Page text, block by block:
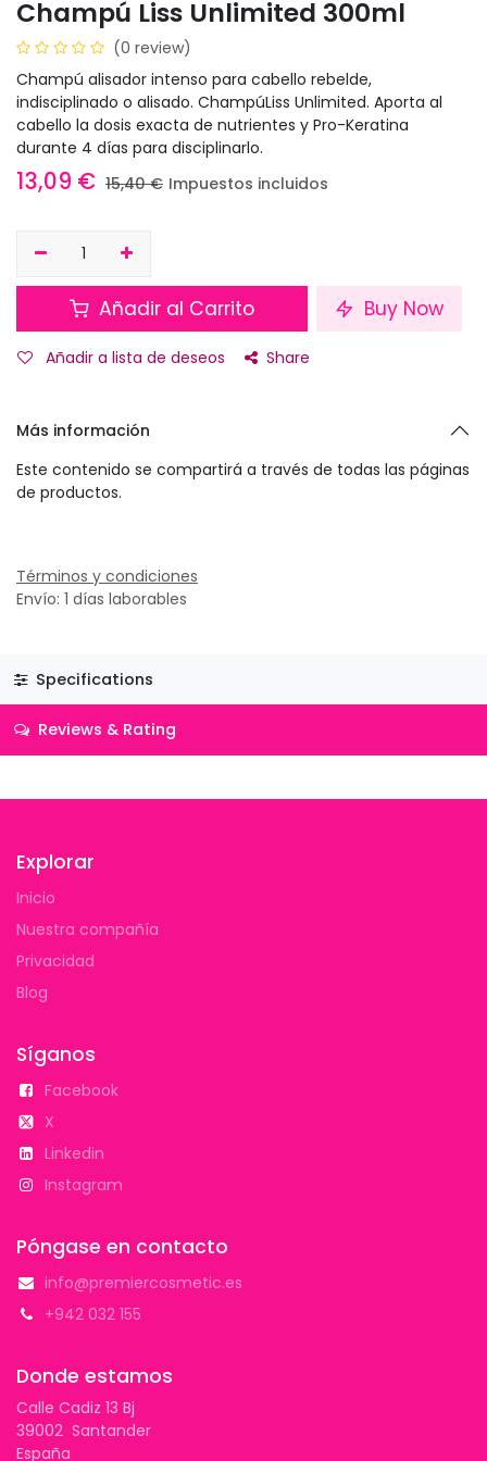
Champú Liss Unlimited 300ml
(0 review)
Champú alisador intenso para cabello rebelde,
indisciplinado o alisado. ChampúLiss Unlimited. Aporta al
cabello la dosis exacta de nutrientes y Pro-Keratina
durante 4 días para disciplinarlo.
13,09 € 15,40€ Impuestos incluidos
Añadir al Carrito Buy Now
Añadir a lista de deseos Share
Más información
Este contenido se compartirá a través de todas las páginas
de productos.
Términos y condiciones
Envío: 1 días laborables
Specifications
Reviews & Rating
Explorar
Inicio
Nuestra compañía
Privacidad
Blog
Síganos
Facebook
X
Linkedin
Instagram
Póngase en contacto
info@premiercosmetic.es
+942 032 155
Donde estamos
Calle Cadiz 13 Bj
39002 Santander
España